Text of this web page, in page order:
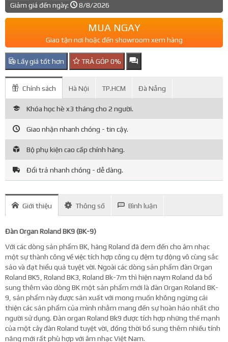
Giảm giá đến ngày: 8/8/2026
MUA NGAY
Giao tận nơi hoặc đến showroom xem hàng
Lấy giá tốt hơn TRẢ GÓP 0%
Chính sách Hà Nội TP.HCM Đà Nẵng
Khóa học hè x3 tháng cho 2 người.
Giao nhận nhanh chóng - tin cậy.
Bộ phụ kiện cao cấp chính hãng.
Đổi trả nhanh chóng - dễ dàng.
Giới thiệu Thông số Bình luận
Đàn Organ Roland BK9 (BK-9)
Với các dòng sản phẩm BK, hãng Roland đã đem đến cho âm nhạc
một sự thành công về việc tích hợp công cụ đệm tự động vô cùng sắc
sảo và đạt hiểu quả tuyệt vời. Ngoài các dòng sản phẩm đàn Organ
Roland BK5, Roland BK3, Roland Bk-7m thì hiện naym Roland đã bổ
sung thêm vào dòng BK một sản phẩm mới là đàn Organ Roland BK-
9, sản phẩm này được sản xuất với mong muốn không ngừng cải
thiện các sản phẩm của mình nhằm mang đến sự hoàn hảo nhất cho
người sử dụng. Đàn organ Roland Bk9 được tích hợp những thế mạnh
của một cây đàn Roland tuyệt vời, đồng thời bổ sung thêm nhiều tính
năng mới rất phù hợp với âm nhạc Việt Nam.